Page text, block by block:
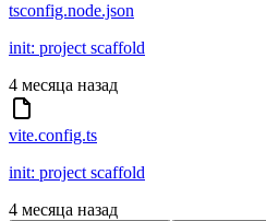
tsconfig.node.json
init: project scaffold
4 месяца назад
vite.config.ts
init: project scaffold
4 месяца назад